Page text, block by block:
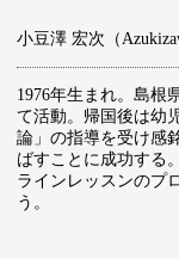
小豆澤 宏次（
1976年生まれ。島根
て活動。帰国後は幼
論」の指導を受け感
ばすことに成功する
ラインレッスンのプ
う。